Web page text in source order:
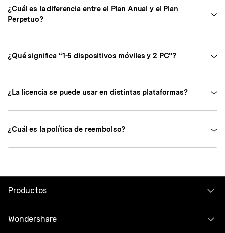
¿Cuál es la diferencia entre el Plan Anual y el Plan
Perpetuo?
¿Qué significa “1-5 dispositivos móviles y 2 PC”?
¿La licencia se puede usar en distintas plataformas?
¿Cuál es la política de reembolso?
Productos
Wondershare